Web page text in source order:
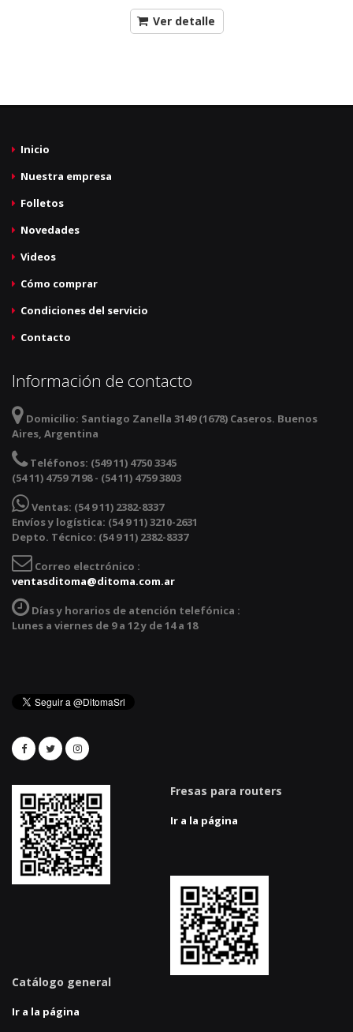
Ver detalle
Inicio
Nuestra empresa
Folletos
Novedades
Videos
Cómo comprar
Condiciones del servicio
Contacto
Información de contacto
Domicilio: Santiago Zanella 3149 (1678) Caseros. Buenos
Aires, Argentina
Teléfonos: (549 11) 4750 3345
(54 11) 4759 7198 - (54 11) 4759 3803
Ventas: (54 9 11) 2382-8337
Envíos y logística: (54 9 11) 3210-2631
Depto. Técnico: (54 9 11) 2382-8337
Correo electrónico :
ventasditoma@ditoma.com.ar
Días y horarios de atención telefónica :
Lunes a viernes de 9 a 12 y de 14 a 18
Fresas para routers
Ir a la página
Catálogo general
Ir a la página